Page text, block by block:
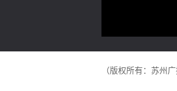
（版权所有：苏州